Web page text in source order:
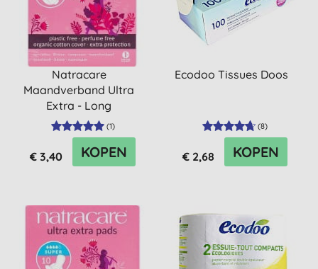
Natracare
Maandverband Ultra
Extra - Long
(1)
€ 3,40 KOPEN
Ecodoo Tissues Doos
(8)
€ 2,68 KOPEN